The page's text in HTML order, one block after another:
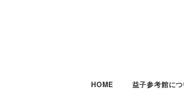
HOME 益子参考館に